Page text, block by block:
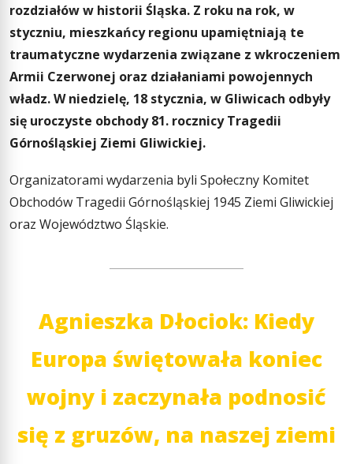
rozdziałów w historii Śląska. Z roku na rok, w
styczniu, mieszkańcy regionu upamiętniają te
traumatyczne wydarzenia związane z wkroczeniem
Armii Czerwonej oraz działaniami powojennych
władz. W niedzielę, 18 stycznia, w Gliwicach odbyły
się uroczyste obchody 81. rocznicy Tragedii
Górnośląskiej Ziemi Gliwickiej.
Organizatorami wydarzenia byli Społeczny Komitet
Obchodów Tragedii Górnośląskiej 1945 Ziemi Gliwickiej
oraz Województwo Śląskie.
Agnieszka Dłociok: Kiedy
Europa świętowała koniec
wojny i zaczynała podnosić
się z gruzów, na naszej ziemi